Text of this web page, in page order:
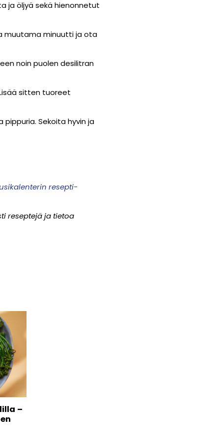
ja öljyä sekä hienonnetut
muutama minuutti ja ota
noin puolen desilitran
sitten tuoreet
Sekoita hyvin ja
resepti-
reseptejä ja tietoa
–